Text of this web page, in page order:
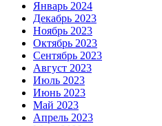
Январь 2024
Декабрь 2023
Ноябрь 2023
Октябрь 2023
Сентябрь 2023
Август 2023
Июль 2023
Июнь 2023
Май 2023
Апрель 2023